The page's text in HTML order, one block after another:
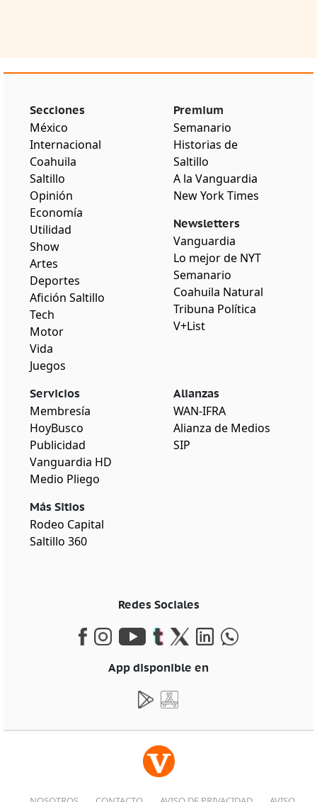
Secciones
México
Internacional
Coahuila
Saltillo
Opinión
Economía
Utilidad
Show
Artes
Deportes
Afición Saltillo
Tech
Motor
Vida
Juegos
Premium
Semanario
Historias de
Saltillo
A la Vanguardia
New York Times
Newsletters
Vanguardia
Lo mejor de NYT
Semanario
Coahuila Natural
Tribuna Política
V+List
Servicios
Membresía
HoyBusco
Publicidad
Vanguardia HD
Medio Pliego
Más Sitios
Rodeo Capital
Saltillo 360
Alianzas
WAN-IFRA
Alianza de Medios
SIP
Redes Sociales
App disponible en